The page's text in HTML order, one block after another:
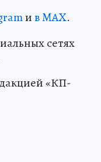
ив MAX.
сетях
«КП-